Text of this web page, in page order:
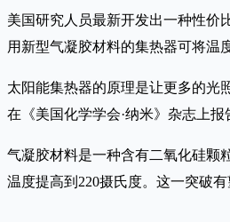
美国研究人员最新开发出一种性价
用新型气凝胶材料的集热器可将温
太阳能集热器的原理是让更多的光
在《美国化学学会·纳米》杂志上
气凝胶材料是一种含有二氧化硅颗
温度提高到220摄氏度。这一突破